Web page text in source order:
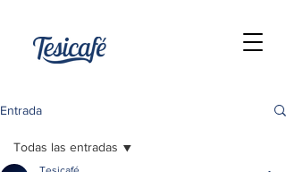
Entrada
Todas las entradas